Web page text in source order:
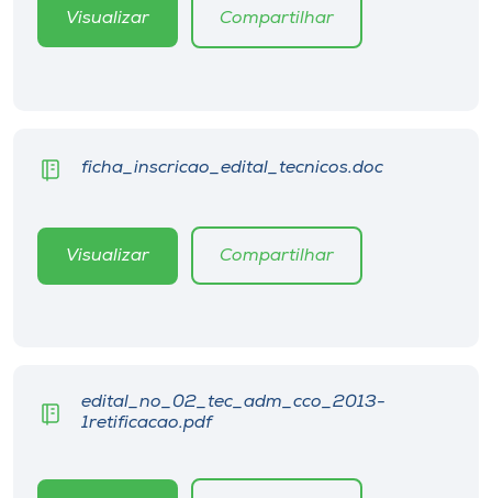
Rádio
Unoesc
Visualizar Compartilhar
ficha_inscricao_edital_tecnicos.doc
Visualizar Compartilhar
edital_no_02_tec_adm_cco_2013-
1retificacao.pdf